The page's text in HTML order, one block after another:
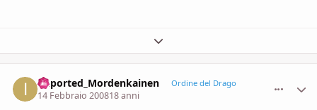
Espandi panoramica del topic
imported_Mordenkainen Ordine del Drago
14 Febbraio 200818 anni